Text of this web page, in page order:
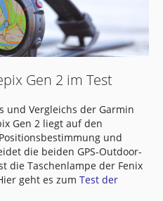
Gen 2 im Test
und Vergleichs der Garmin
Gen 2 liegt auf den
und
die beiden GPS-Outdoor-
die Taschenlampe der Fenix
geht es zum Test der